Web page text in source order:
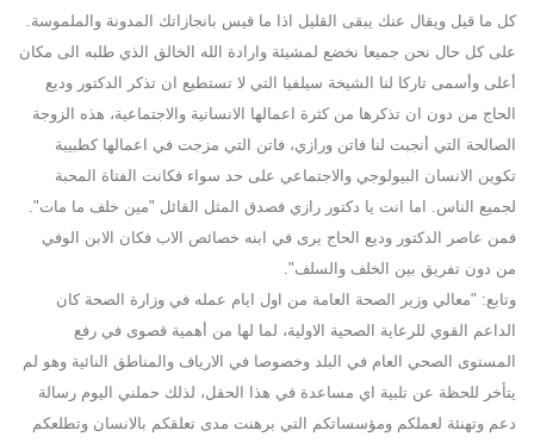
كل ما قيل ويقال عنك يبقى القليل اذا ما قيس بانجازاتك المدونة والملموسة.
على كل حال نحن جميعا نخضع لمشيئة وارادة الله الخالق الذي طلبه الى مكان
أعلى وأسمى تاركا لنا الشيخة سيلفيا التي لا تستطيع ان تذكر الدكتور وديع
الحاج من دون ان تذكرها من كثرة اعمالها الانسانية والاجتماعية، هذه الزوجة
الصالحة التي أنجبت لنا فاتن ورازي، فاتن التي مزجت في اعمالها كطبيبة
تكوين الانسان البيولوجي والاجتماعي على حد سواء فكانت الفتاة المحبة
لجميع الناس. اما انت يا دكتور رازي فصدق المثل القائل "مين خلف ما مات".
فمن عاصر الدكتور وديع الحاج يرى في ابنه خصائص الاب فكان الابن الوفي
من دون تفريق بين الخلف والسلف".
وتابع: "معالي وزير الصحة العامة من اول ايام عمله في وزارة الصحة كان
الداعم القوي للرعاية الصحية الاولية، لما لها من أهمية قصوى في رفع
المستوى الصحي العام في البلد وخصوصا في الارياف والمناطق النائية وهو لم
يتأخر للحظة عن تلبية اي مساعدة في هذا الحقل، لذلك حملني اليوم رسالة
دعم وتهنئة لعملكم ومؤسساتكم التي برهنت مدى تعلقكم بالانسان وتطلعكم